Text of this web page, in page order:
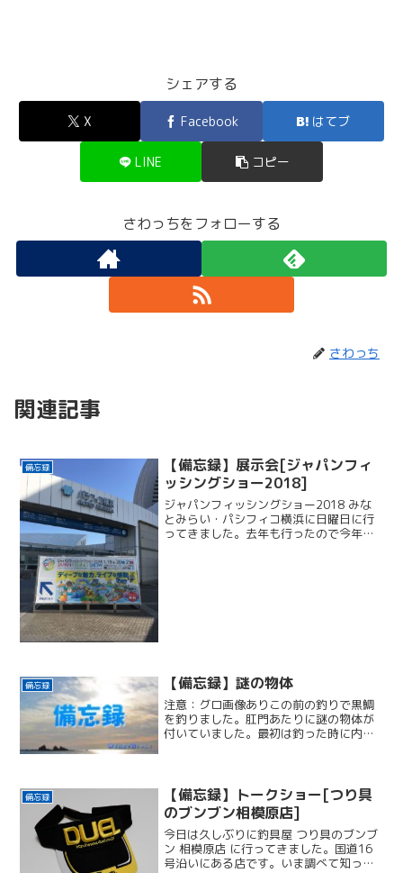
シェアする
X Facebook はてブ
LINE コピー
さわっちをフォローする
さわっち
関連記事
備忘録
【備忘録】展示会[ジャパンフィ
ッシングショー2018]
ジャパンフィッシングショー2018 みな
とみらい・パシフィコ横浜に日曜日に行
ってきました。去年も行ったので今年も
備忘録 【備忘録】謎の物体
注意：グロ画像ありこの前の釣りで黒鯛
を釣りました。肛門あたりに謎の物体が
付いていました。最初は釣った時に内臓
覚のほうが強かったです。内...
備忘録
【備忘録】トークショー[つり具
のブンブン相模原店]
今日は久しぶりに釣具屋 つり具のブンブ
ン 相模原店 に行ってきました。国道16
号沿いにある店です。いま調べて知った